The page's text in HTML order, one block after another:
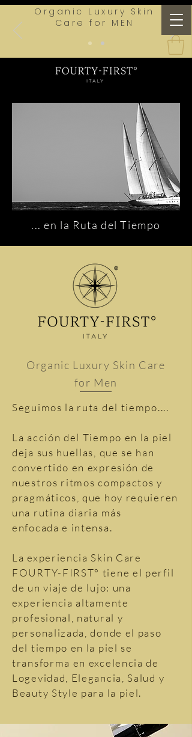
Organic Luxury Skin
Care for MEN
... en la Ruta del Tiempo
Organic Luxury Skin Care
for Men
Seguimos la ruta del tiempo....
La acción del Tiempo en la piel
deja sus huellas, que se han
convertido en expresión de
nuestros ritmos compactos y
pragmáticos, que hoy requieren
una rutina diaria más
enfocada e intensa.
La experiencia Skin Care
FOURTY-FIRST° tiene el perfil
de un viaje de lujo: una
experiencia altamente
profesional, natural y
personalizada, donde el paso
del tiempo en la piel se
transforma en excelencia de
Logevidad, Elegancia, Salud y
Beauty Style para la piel.